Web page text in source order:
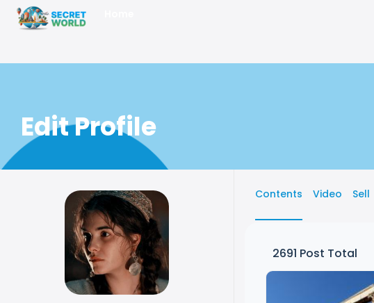
Edit Profile
Contents Video Sell
2691 Post Total